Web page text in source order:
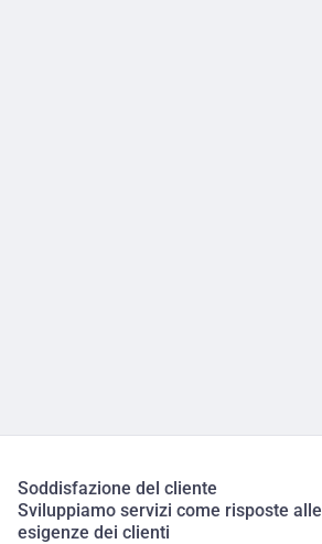
Soddisfazione del cliente
Sviluppiamo servizi come risposte alle
esigenze dei clienti